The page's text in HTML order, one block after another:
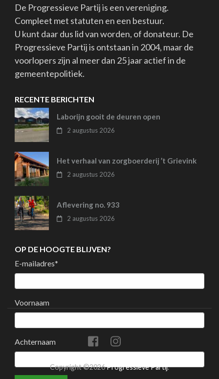
De Progressieve Partij is een vereniging.
Compleet met statuten en een bestuur.
U kunt daar dus lid van worden, of donateur. De
Progressieve Partij is ontstaan in 2004, maar de
voorlopers zijn al meer dan 25 jaar actief in de
gemeentepolitiek.
RECENTE BERICHTEN
Laborijn gooit de deuren open
2 augustus 2026
Het verhaal van zorgboerderij ’t Grievink
2 augustus 2026
Aflevering no. 933
2 augustus 2026
OP DE HOOGTE BLIJVEN?
E-mailadres*
Voornaam
Achternaam
Copyright ©2026Progressieve Partij.